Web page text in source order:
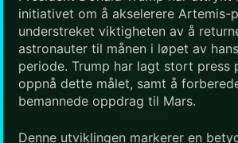
initiativet om å akselerere Artemis-
understreket viktigheten av å
astronauter til månen i løpet av
periode. Trump har lagt stort press
oppnå dette målet, samt å
bemannede oppdrag til Mars.
Denne utviklingen markerer en